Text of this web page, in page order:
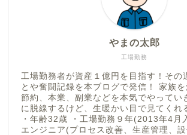
工場勤務
やまの太郎
工場勤務者が資産１億円を目指す！その
とや奮闘記録を本ブログで発信！ 家族を
節約、本業、副業などを本気でやってい
に脱線するけど、生暖かい目で見てくれ
・年齢32歳 ・工場勤務９年(2013年4月
エンジニア(プロセス改善、生産管理、